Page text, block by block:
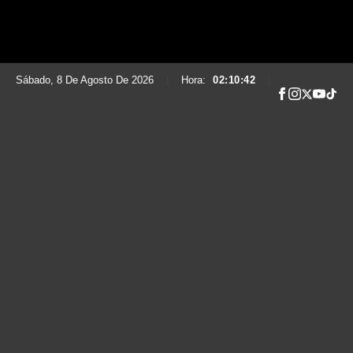
Sábado, 8 De Agosto De 2026 Hora: 02:10:43